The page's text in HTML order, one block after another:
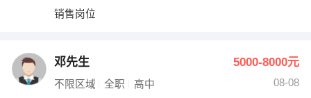
销售岗位
邓先生 5000-8000元
不限区域 全职 高中
08-08